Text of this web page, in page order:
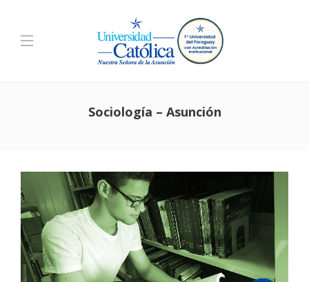
Sociología – Asunción